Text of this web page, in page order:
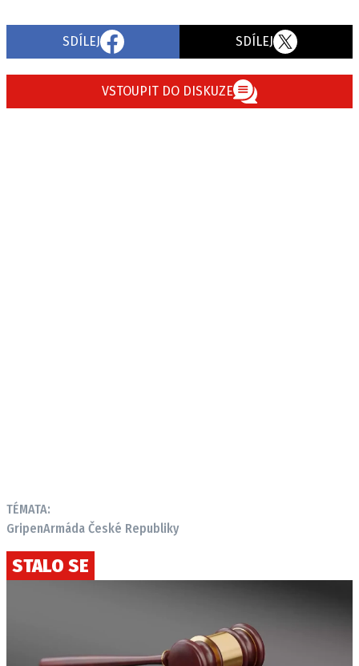
SDÍLEJ SDÍLEJ
VSTOUPIT DO DISKUZE
TÉMATA:
GripenArmáda České Republiky
STALO SE